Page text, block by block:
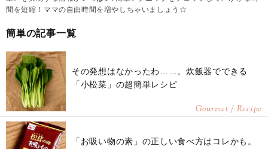
間を短縮！ママの自由時間を増やしちゃいましょう☆
簡単の記事一覧
その発想はなかったわ……。炊飯器でできる
「小松菜」の超簡単レシピ
Gourmet / Recipe
「お吸い物の素」の正しい食べ方はコレかも。